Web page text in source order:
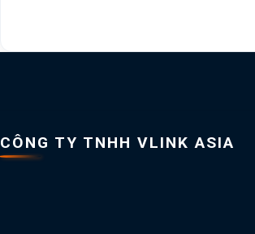
CÔNG TY TNHH VLINK ASIA